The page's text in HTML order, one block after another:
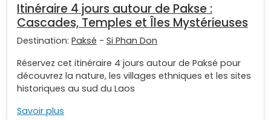
Itinéraire 4 jours autour de Pakse :
Cascades, Temples et Îles Mystérieuses
Destination: Paksé - Si Phan Don
Réservez cet itinéraire 4 jours autour de Paksé pour
découvrez la nature, les villages ethniques et les sites
historiques au sud du Laos
Savoir plus